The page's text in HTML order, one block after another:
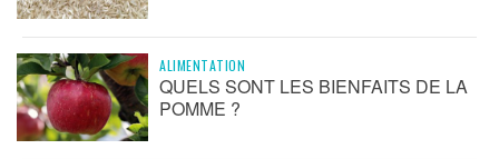
ALIMENTATION
QUELS SONT LES BIENFAITS DE LA
POMME ?